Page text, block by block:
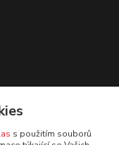
s použitím souborů